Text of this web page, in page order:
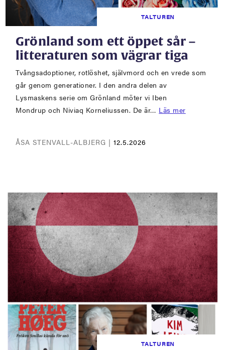
TALTUREN
Grönland som ett öppet sår –
litteraturen som vägrar tiga
Tvångsadoptioner, rotlöshet, självmord och en vrede som
går genom generationer. I den andra delen av
Lysmaskens serie om Grönland möter vi Iben
Mondrup och Niviaq Korneliussen. De är… Läs mer
ÅSA STENVALL-ALBJERG |12.5.2026
TALTUREN